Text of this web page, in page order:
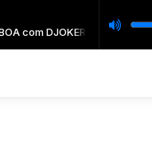
com DJOKER
Urbana - Quase Sem